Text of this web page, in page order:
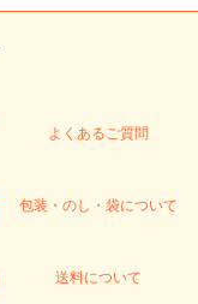
よくあるご質問
包装・のし・袋について
送料について